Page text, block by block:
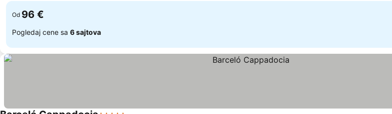
Od 96 €
Pogledaj cene sa 6 sajtova